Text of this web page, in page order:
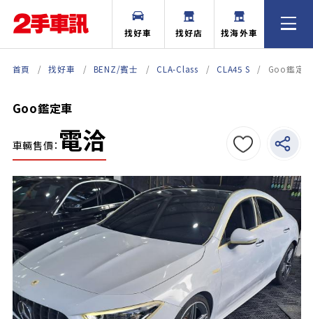
找好車 找好店 找海外車
首頁 找好車 BENZ/賓士 CLA-Class CLA45 S Goo鑑定車
Goo鑑定車
車輛售價： 電洽